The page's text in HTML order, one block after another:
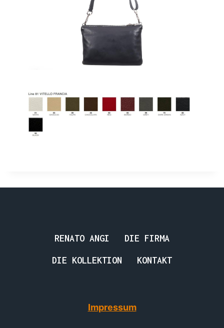
RENATO ANGI DIE FIRMA
DIE KOLLEKTION KONTAKT
Impressum